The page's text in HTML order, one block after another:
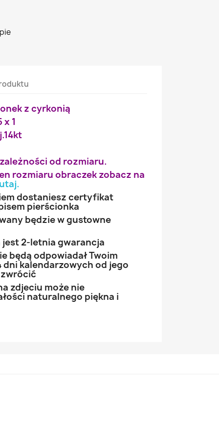
z cyrkonią
x 1
od rozmiaru.
rozmiaru obraczek zobacz na
.
dostaniesz certyfikat
pierścionka
będzie w gustowne
2-letnia gwarancja
będą odpowiadał Twoim
dni kalendarzowych od jego
zdjeciu może nie
naturalnego piękna i